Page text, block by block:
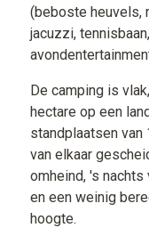
(beboste heuvels,
jacuzzi,
De camping is
hectare op een
standplaatsen van
van elkaar
omheind, 's
en een weinig
hoogte.